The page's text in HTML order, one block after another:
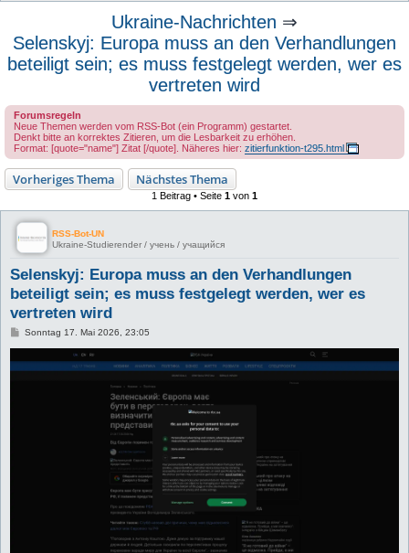
Ukraine-Nachrichten ⇒
Selenskyj: Europa muss an den Verhandlungen
beteiligt sein; es muss festgelegt werden, wer es
vertreten wird
Forumsregeln
Neue Themen werden vom RSS-Bot (ein Programm) gestartet.
Denkt bitte an korrektes Zitieren, um die Lesbarkeit zu erhöhen.
Format: [quote="name"] Zitat [/quote]. Näheres hier: zitierfunktion-t295.html
Vorheriges Thema Nächstes Thema
1 Beitrag • Seite 1 von 1
RSS-Bot-UN
Ukraine-Studierender / учень / учащийся
Selenskyj: Europa muss an den Verhandlungen
beteiligt sein; es muss festgelegt werden, wer es
vertreten wird
B
t
Sonntag 17. Mai 2026, 23:05